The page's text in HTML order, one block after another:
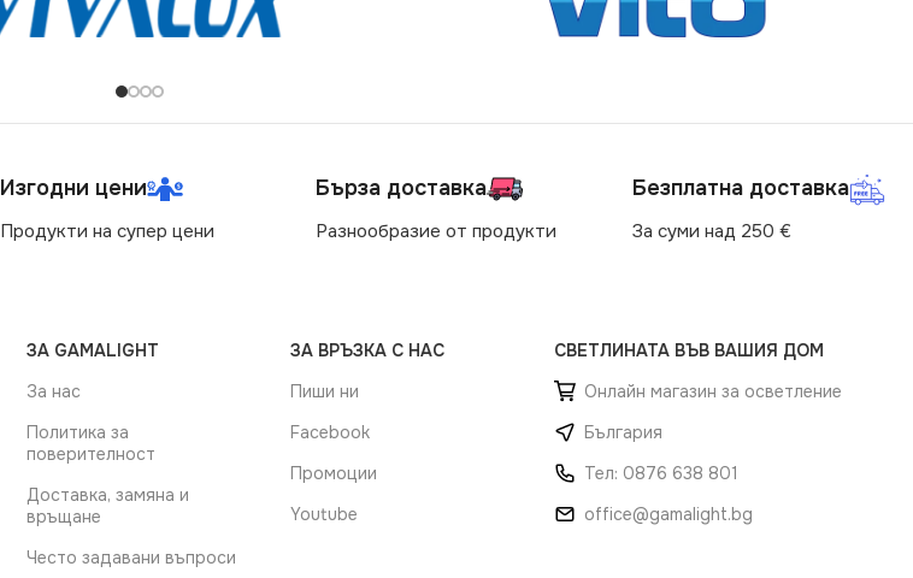
Изгодни цени
Продукти на супер цени
Бърза доставка
Разнообразие от продукти
Безплатна доставка
За суми над 250 €
ЗА GAMALIGHT
За нас
Политика за
поверителност
Доставка, замяна и
връщане
Често задавани въпроси
ЗА ВРЪЗКА С НАС
Пиши ни
Facebook
Промоции
Youtube
СВЕТЛИНАТА ВЪВ ВАШИЯ ДОМ
Онлайн магазин за осветление
България
Тел: 0876 638 801
office@gamalight.bg